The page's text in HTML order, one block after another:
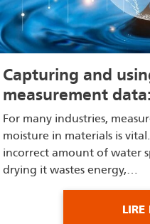
Capturing and
measurement
For many industries,
moisture in materials is
incorrect amount of water
drying it wastes energy,…
LIRE